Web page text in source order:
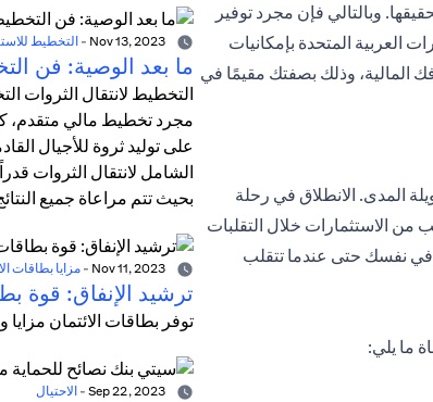
وبالتالي فإن مجرد توفير
العربية المتحدة بإمكانيات
المالية، وذلك بصفتك مقيمًا في
المدى. الانطلاق في رحلة
الاستثمارات خلال التقلبات
في نفسك حتى عندما تتقلب
ما يلي:
-التخطيط
ما بعد الوصية: فن
التخطيط لانتقال الثروات
مجرد تخطيط مالي متقدم،
على توليد ثروة للأجيال
الشامل لانتقال الثروات
بحيث تتم مراعاة جميع
- مزايا بطاقات
ترشيد الإنفاق: قوة
توفر بطاقات الائتمان
- الاحتيال